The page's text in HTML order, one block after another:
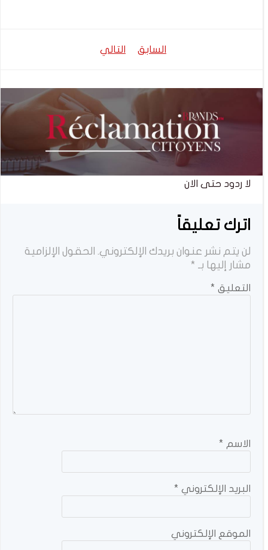
السابق
تصفّح
التالي
لا ردود حتى الان
اترك تعليقاً
لن يتم نشر عنوان بريدك الإلكتروني. الحقول الإلزامية
مشار إليها بـ *
التعليق *
الاسم *
البريد الإلكتروني *
الموقع الإلكتروني